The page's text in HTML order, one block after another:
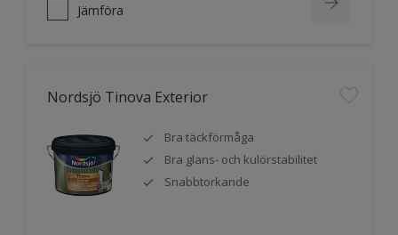
Jämföra
Nordsjö Tinova Exterior
Bra täckförmåga
Bra glans- och kulörstabilitet
Snabbtorkande